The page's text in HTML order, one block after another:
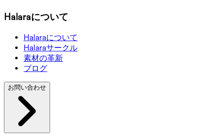
Halaraについて
Halaraについて
Halaraサークル
素材の革新
ブログ
お問い合わせ